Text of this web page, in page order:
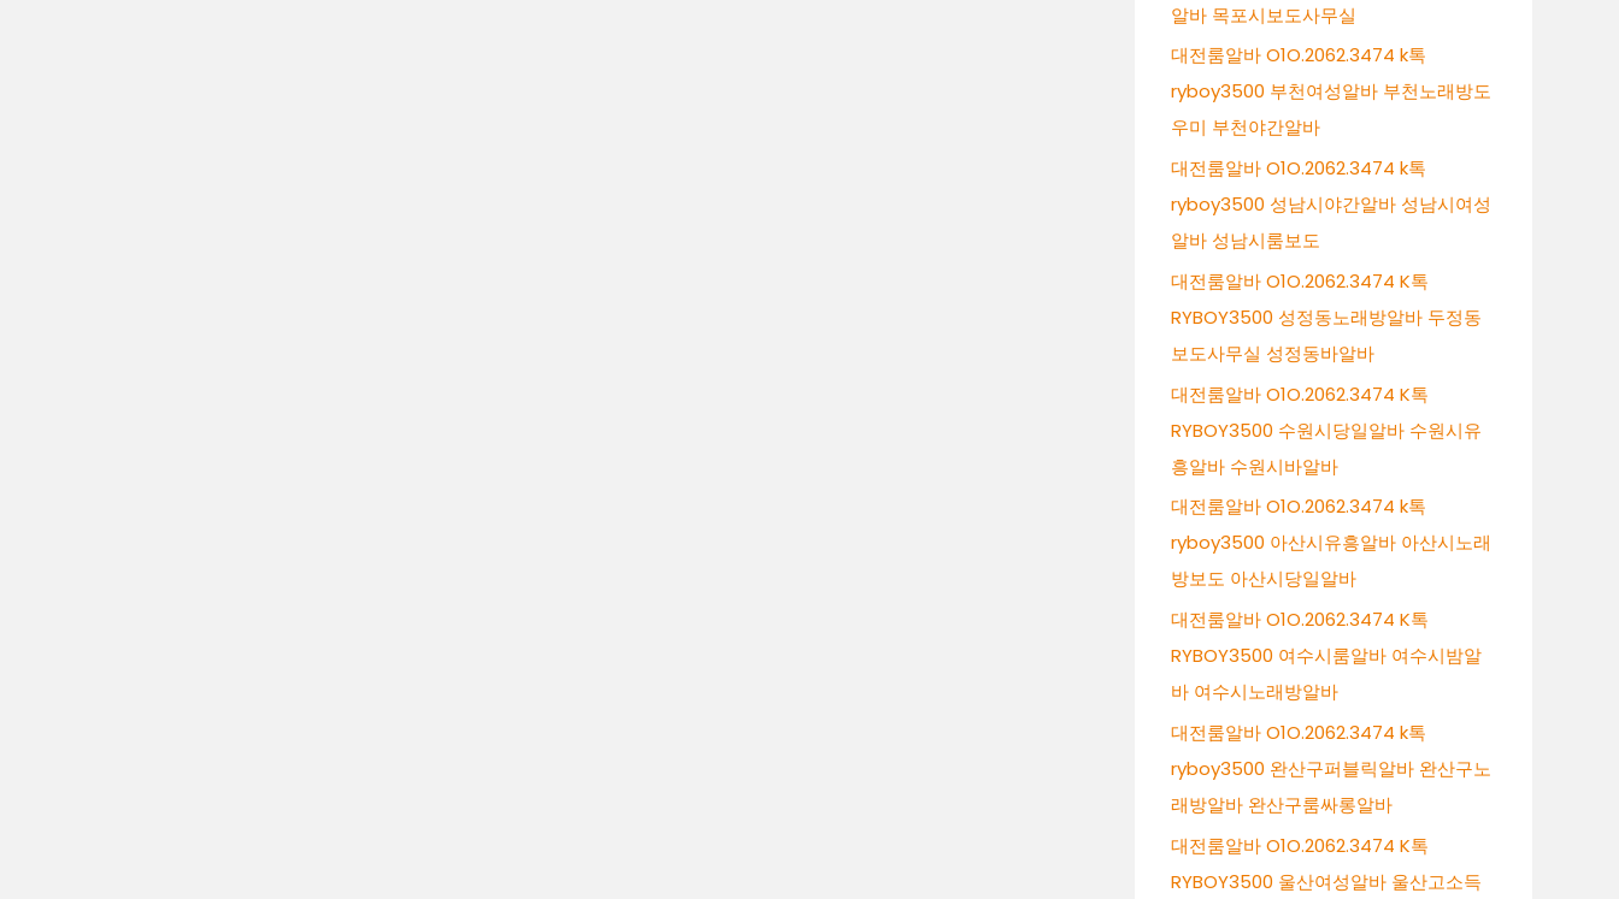
알바 목포시보도사무실
대전룸알바 O1O.2062.3474 k톡
ryboy3500 부천여성알바 부천노래방도
우미 부천야간알바
대전룸알바 O1O.2062.3474 k톡
ryboy3500 성남시야간알바 성남시여성
알바 성남시룸보도
대전룸알바 O1O.2062.3474 K톡
RYBOY3500 성정동노래방알바 두정동
보도사무실 성정동바알바
대전룸알바 O1O.2062.3474 K톡
RYBOY3500 수원시당일알바 수원시유
흥알바 수원시바알바
대전룸알바 O1O.2062.3474 k톡
ryboy3500 아산시유흥알바 아산시노래
방보도 아산시당일알바
대전룸알바 O1O.2062.3474 K톡
RYBOY3500 여수시룸알바 여수시밤알
바 여수시노래방알바
대전룸알바 O1O.2062.3474 k톡
ryboy3500 완산구퍼블릭알바 완산구노
래방알바 완산구룸싸롱알바
대전룸알바 O1O.2062.3474 K톡
RYBOY3500 울산여성알바 울산고소득